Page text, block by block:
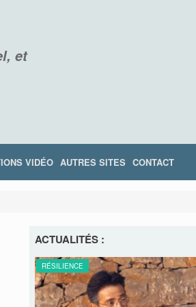
et
VIDÉO AUTRES SITES CONTACT
ACTUALITÉS :
RÉSILIENCE